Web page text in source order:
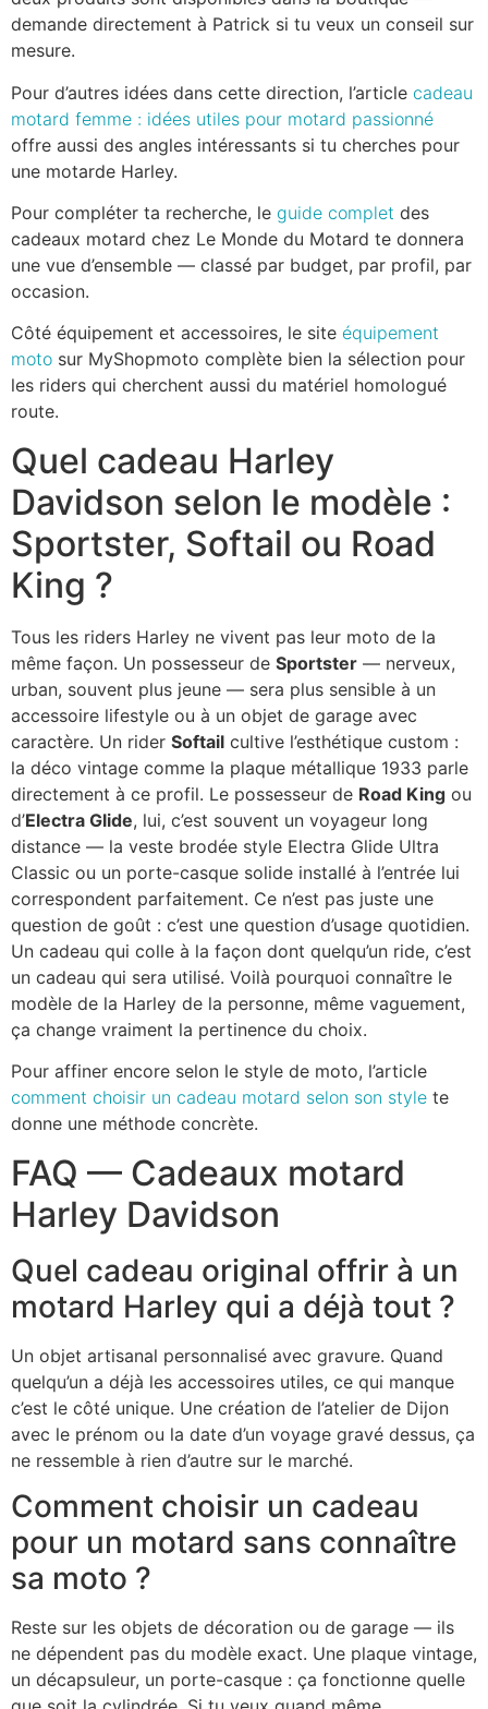
demande directement à Patrick si tu veux un conseil sur
mesure.
Pour d’autres idées dans cette direction, l’article cadeau
motard femme : idées utiles pour motard passionné
offre aussi des angles intéressants si tu cherches pour
une motarde Harley.
Pour compléter ta recherche, le guide complet des
cadeaux motard chez Le Monde du Motard te donnera
une vue d’ensemble — classé par budget, par profil, par
occasion.
Côté équipement et accessoires, le site équipement
moto sur MyShopmoto complète bien la sélection pour
les riders qui cherchent aussi du matériel homologué
route.
Quel cadeau Harley
Davidson selon le modèle :
Sportster, Softail ou Road
King ?
Tous les riders Harley ne vivent pas leur moto de la
même façon. Un possesseur de Sportster — nerveux,
urban, souvent plus jeune — sera plus sensible à un
accessoire lifestyle ou à un objet de garage avec
caractère. Un rider Softail cultive l’esthétique custom :
la déco vintage comme la plaque métallique 1933 parle
directement à ce profil. Le possesseur de Road King ou
d’Electra Glide, lui, c’est souvent un voyageur long
distance — la veste brodée style Electra Glide Ultra
Classic ou un porte-casque solide installé à l’entrée lui
correspondent parfaitement. Ce n’est pas juste une
question de goût : c’est une question d’usage quotidien.
Un cadeau qui colle à la façon dont quelqu’un ride, c’est
un cadeau qui sera utilisé. Voilà pourquoi connaître le
modèle de la Harley de la personne, même vaguement,
ça change vraiment la pertinence du choix.
Pour affiner encore selon le style de moto, l’article
comment choisir un cadeau motard selon son style te
donne une méthode concrète.
FAQ — Cadeaux motard
Harley Davidson
Quel cadeau original offrir à un
motard Harley qui a déjà tout ?
Un objet artisanal personnalisé avec gravure. Quand
quelqu’un a déjà les accessoires utiles, ce qui manque
c’est le côté unique. Une création de l’atelier de Dijon
avec le prénom ou la date d’un voyage gravé dessus, ça
ne ressemble à rien d’autre sur le marché.
Comment choisir un cadeau
pour un motard sans connaître
sa moto ?
Reste sur les objets de décoration ou de garage — ils
ne dépendent pas du modèle exact. Une plaque vintage,
un décapsuleur, un porte-casque : ça fonctionne quelle